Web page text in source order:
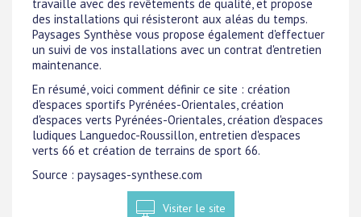
travaille avec des revêtements de qualité, et propose
des installations qui résisteront aux aléas du temps.
Paysages Synthèse vous propose également d'effectuer
un suivi de vos installations avec un contrat d'entretien
maintenance.
En résumé, voici comment définir ce site : création
d'espaces sportifs Pyrénées-Orientales, création
d'espaces verts Pyrénées-Orientales, création d'espaces
ludiques Languedoc-Roussillon, entretien d'espaces
verts 66 et création de terrains de sport 66.
Source : paysages-synthese.com
Visiter le site